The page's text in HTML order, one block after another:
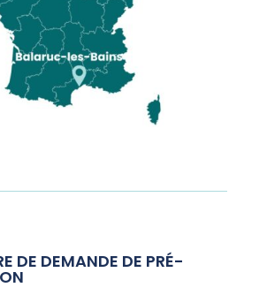
DE DEMANDE DE PRÉ-